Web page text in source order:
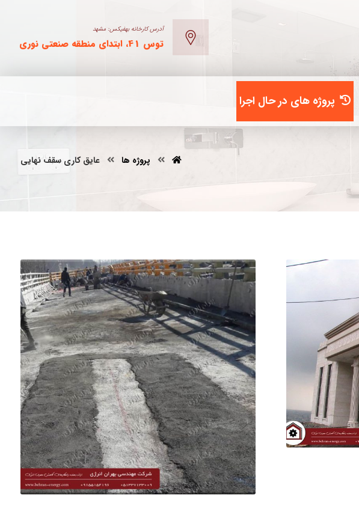
آدرس کارخانه بهفیکس: مشهد
توس 41، ابتدای منطقه صنعتی نوری
پروژه های در حال اجرا
پروژه ها عایق کاری سقف نهایی